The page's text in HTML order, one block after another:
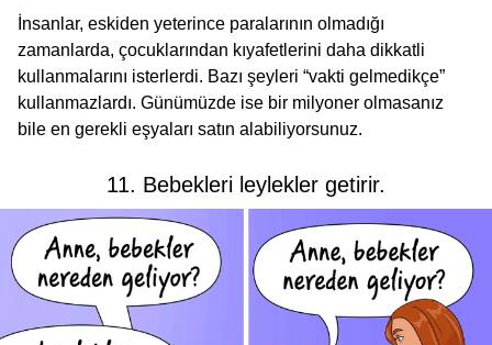
İnsanlar, eskiden yeterince paralarının olmadığı
zamanlarda, çocuklarından kıyafetlerini daha dikkatli
kullanmalarını isterlerdi. Bazı şeyleri “vakti gelmedikçe”
kullanmazlardı. Günümüzde ise bir milyoner olmasanız
bile en gerekli eşyaları satın alabiliyorsunuz.
11. Bebekleri leylekler getirir.